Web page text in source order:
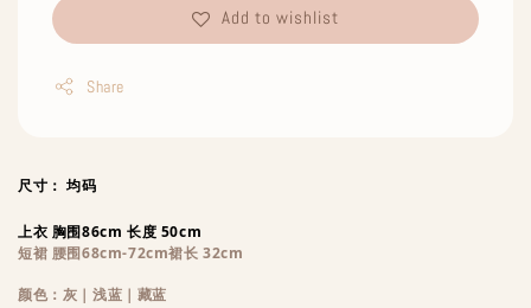
Add to wishlist
Share
尺寸： 均码
上衣 胸围86cm 长度 50cm
短裙 腰围68cm-72cm裙长 32cm
颜色：灰｜浅蓝｜藏蓝